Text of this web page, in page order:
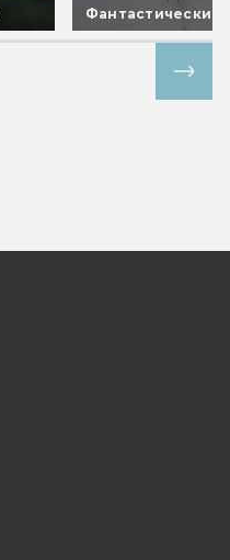
Фантастические